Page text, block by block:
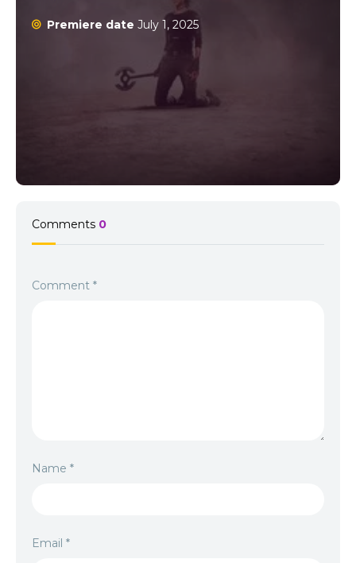
Premiere date July 1, 2025
Comments 0
Comment *
Name *
Email *